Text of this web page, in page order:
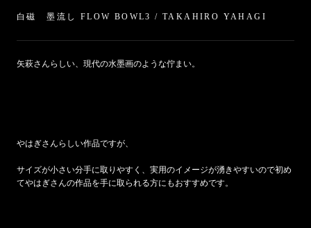
白磁 墨流し FLOW BOWL3 / TAKAHIRO YAHAGI
矢萩さんらしい、現代の水墨画のような佇まい。
やはぎさんらしい作品ですが、
サイズが小さい分手に取りやすく、実用のイメージが湧きやすいので初め
てやはぎさんの作品を手に取られる方にもおすすめです。